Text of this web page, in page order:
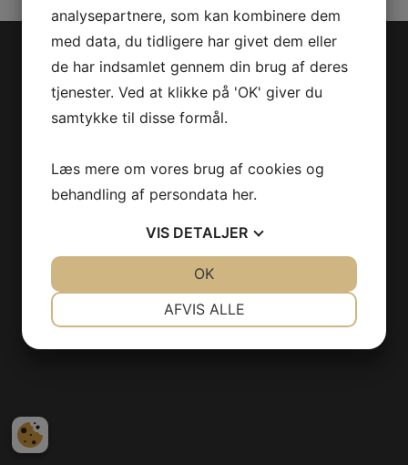
Broby Moto Cross Klub
Assensvej 3
5672 Broby
Mail:ejnar@bmck.dk
analysepartnere, som kan kombinere dem
med data, du tidligere har givet dem eller
de har indsamlet gennem din brug af deres
tjenester. Ved at klikke på 'OK' giver du
samtykke til disse formål.
Læs mere om vores brug af cookies og
behandling af persondata her.
VIS DETALJER
AFVIS ALLE
OK